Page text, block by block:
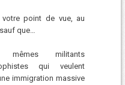
point de vue, au
que…
militants
qui veulent
immigration massive